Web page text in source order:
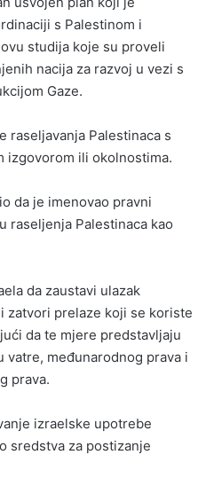
s Palestinom i
studija koje su proveli
nacija za razvoj u vezi s
Gaze.
raseljavanja Palestinaca s
izgovorom ili okolnostima.
da je imenovao pravni
raseljenja Palestinaca kao
da zaustavi ulazak
zatvori prelaze koji se koriste
da te mjere predstavljaju
vatre, međunarodnog prava i
prava.
izraelske upotrebe
sredstva za postizanje